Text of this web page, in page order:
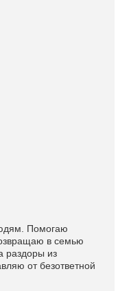
Помогаю
в семью
раздоры из
от безответной